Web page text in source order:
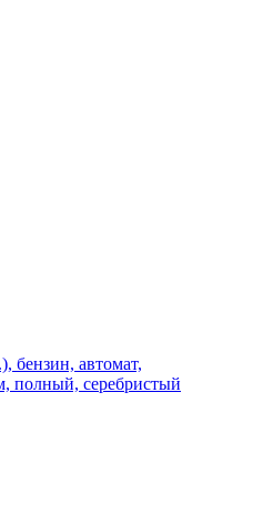
бензин, автомат,
полный, серебристый